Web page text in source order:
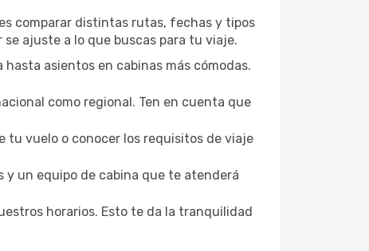
comparar distintas rutas, fechas y tipos
ajuste a lo que buscas para tu viaje.
asientos en cabinas más cómodas.
como regional. Ten en cuenta que
tu vuelo o conocer los requisitos de viaje
un equipo de cabina que te atenderá
horarios. Esto te da la tranquilidad